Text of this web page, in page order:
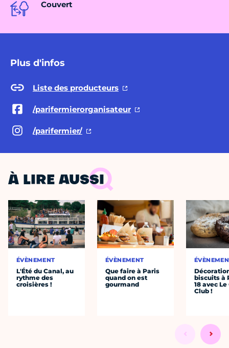
Couvert
Plus d'infos
Liste des producteurs
/parifermierorganisateur
/parifermier/
À LIRE AUSSI
ÉVÈNEMENT
L'Été du Canal, au
rythme des
croisières !
ÉVÈNEMENT
Que faire à Paris
quand on est
gourmand
biscuits à
18 avec
Club !